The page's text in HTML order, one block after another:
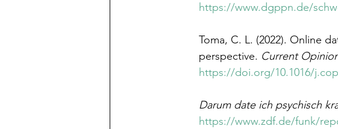
https://www.dgppn.de/
Toma, C. L. (2022). Online
perspective. Current
https://doi.org/10.1016/
Darum date ich psychisch
https://www.zdf.de/funk/